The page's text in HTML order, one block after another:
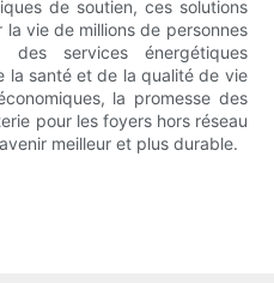
de soutien, ces solutions
vie de millions de personnes
services énergétiques
la santé et de la qualité de vie
la promesse des
pour les foyers hors réseau
meilleur et plus durable.